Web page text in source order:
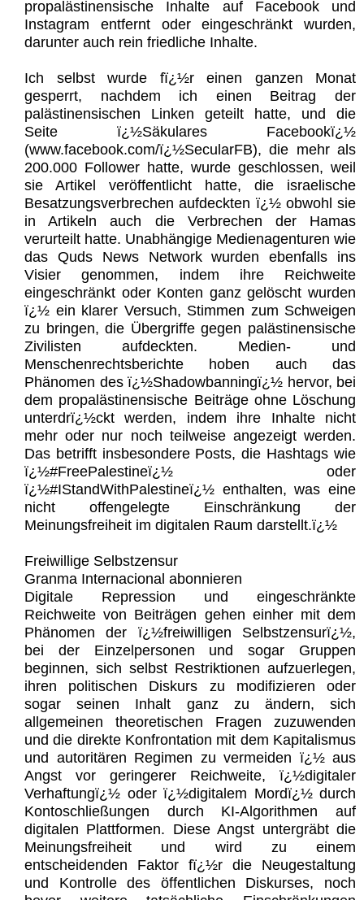
propalästinensische Inhalte auf Facebook und
Instagram entfernt oder eingeschränkt wurden,
darunter auch rein friedliche Inhalte.
Ich selbst wurde fï¿½r einen ganzen Monat
gesperrt, nachdem ich einen Beitrag der
palästinensischen Linken geteilt hatte, und die
Seite ï¿½Säkulares Facebookï¿½
(www.facebook.com/ï¿½SecularFB), die mehr als
200.000 Follower hatte, wurde geschlossen, weil
sie Artikel veröffentlicht hatte, die israelische
Besatzungsverbrechen aufdeckten ï¿½ obwohl sie
in Artikeln auch die Verbrechen der Hamas
verurteilt hatte. Unabhängige Medienagenturen wie
das Quds News Network wurden ebenfalls ins
Visier genommen, indem ihre Reichweite
eingeschränkt oder Konten ganz gelöscht wurden
ï¿½ ein klarer Versuch, Stimmen zum Schweigen
zu bringen, die Übergriffe gegen palästinensische
Zivilisten aufdeckten. Medien- und
Menschenrechtsberichte hoben auch das
Phänomen des ï¿½Shadowbanningï¿½ hervor, bei
dem propalästinensische Beiträge ohne Löschung
unterdrï¿½ckt werden, indem ihre Inhalte nicht
mehr oder nur noch teilweise angezeigt werden.
Das betrifft insbesondere Posts, die Hashtags wie
ï¿½#FreePalestineï¿½ oder
ï¿½#IStandWithPalestineï¿½ enthalten, was eine
nicht offengelegte Einschränkung der
Meinungsfreiheit im digitalen Raum darstellt.ï¿½
Freiwillige Selbstzensur
Granma Internacional abonnieren
Digitale Repression und eingeschränkte
Reichweite von Beiträgen gehen einher mit dem
Phänomen der ï¿½freiwilligen Selbstzensurï¿½,
bei der Einzelpersonen und sogar Gruppen
beginnen, sich selbst Restriktionen aufzuerlegen,
ihren politischen Diskurs zu modifizieren oder
sogar seinen Inhalt ganz zu ändern, sich
allgemeinen theoretischen Fragen zuzuwenden
und die direkte Konfrontation mit dem Kapitalismus
und autoritären Regimen zu vermeiden ï¿½ aus
Angst vor geringerer Reichweite, ï¿½digitaler
Verhaftungï¿½ oder ï¿½digitalem Mordï¿½ durch
Kontoschließungen durch KI-Algorithmen auf
digitalen Plattformen. Diese Angst untergräbt die
Meinungsfreiheit und wird zu einem
entscheidenden Faktor fï¿½r die Neugestaltung
und Kontrolle des öffentlichen Diskurses, noch